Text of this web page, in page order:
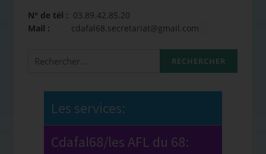
N° de tél : 03.89.42.85.20
Mail : cdafal68.secretariat@gmail.com